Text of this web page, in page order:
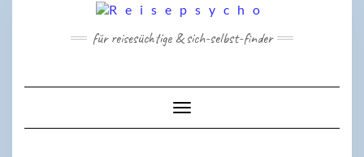
für reisesüchtige & sich-selbst-finder
Toggle Navigation